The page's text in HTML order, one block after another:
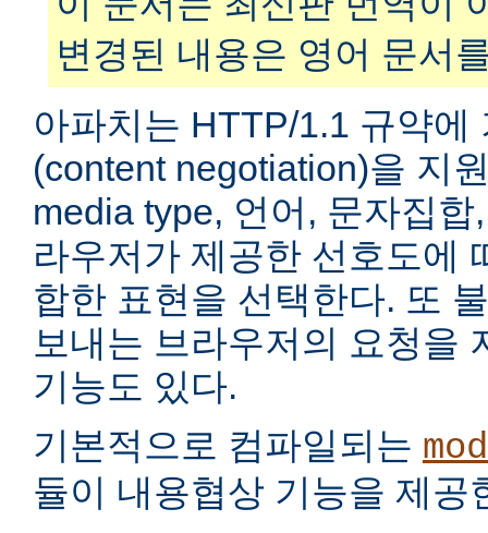
변경된 내용은 영어 문서
아파치는 HTTP/1.1 규약에
(content negotiation)을 지
media type, 언어, 문자집
라우저가 제공한 선호도에
합한 표현을 선택한다. 또
보내는 브라우저의 요청을
기능도 있다.
기본적으로 컴파일되는
듈이 내용협상 기능을 제공